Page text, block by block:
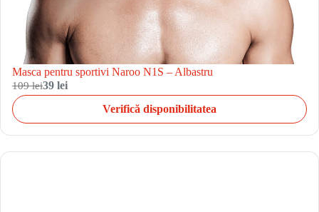
Masca pentru sportivi Naroo N1S – Albastru
109 lei39 lei
Verifică disponibilitatea